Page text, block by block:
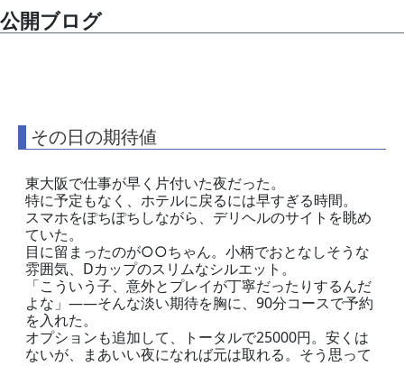
公開ブログ
その日の期待値
東大阪で仕事が早く片付いた夜だった。
特に予定もなく、ホテルに戻るには早すぎる時間。
スマホをぽちぽちしながら、デリヘルのサイトを眺め
ていた。
目に留まったのが○○ちゃん。小柄でおとなしそうな
雰囲気、Dカップのスリムなシルエット。
「こういう子、意外とプレイが丁寧だったりするんだ
よな」——そんな淡い期待を胸に、90分コースで予約
を入れた。
オプションも追加して、トータルで25000円。安くは
ないが、まあいい夜になれば元は取れる。そう思って